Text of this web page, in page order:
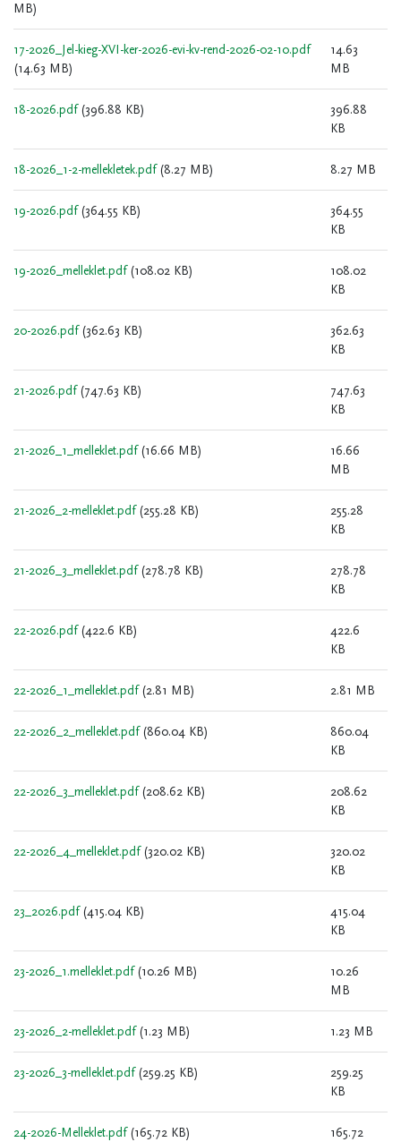
MB)
17-2026_Jel-kieg-XVI-ker-2026-evi-kv-rend-2026-02-10.pdf
(14.63 MB)
14.63
MB
18-2026.pdf (396.88 KB)
396.88
KB
18-2026_1-2-mellekletek.pdf (8.27 MB) 8.27 MB
19-2026.pdf (364.55 KB)
364.55
KB
19-2026_melleklet.pdf (108.02 KB)
108.02
KB
20-2026.pdf (362.63 KB)
362.63
KB
21-2026.pdf (747.63 KB)
747.63
KB
21-2026_1_melleklet.pdf (16.66 MB)
16.66
MB
21-2026_2-melleklet.pdf (255.28 KB)
255.28
KB
21-2026_3_melleklet.pdf (278.78 KB)
278.78
KB
22-2026.pdf (422.6 KB)
422.6
KB
22-2026_1_melleklet.pdf (2.81 MB) 2.81 MB
22-2026_2_melleklet.pdf (860.04 KB)
860.04
KB
22-2026_3_melleklet.pdf (208.62 KB)
208.62
KB
22-2026_4_melleklet.pdf (320.02 KB)
320.02
KB
23_2026.pdf (415.04 KB)
415.04
KB
23-2026_1.melleklet.pdf (10.26 MB)
10.26
MB
23-2026_2-melleklet.pdf (1.23 MB) 1.23 MB
23-2026_3-melleklet.pdf (259.25 KB)
259.25
KB
24-2026-Melleklet.pdf (165.72 KB)
165.72